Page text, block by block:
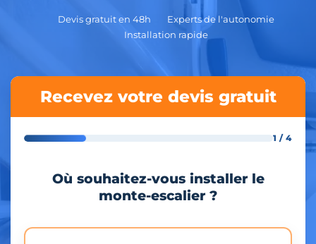
Devis gratuit en 48h
Experts de l'autonomie
Installation rapide
Recevez votre devis gratuit
1 / 4
Où souhaitez-vous installer le
monte-escalier ?